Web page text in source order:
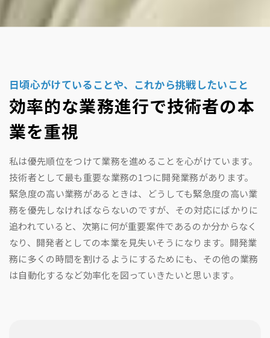
日頃心がけていることや、これから挑戦したいこと
効率的な業務進行で技術者の本
業を重視
私は優先順位をつけて業務を進めることを心がけています。
技術者として最も重要な業務の1つに開発業務があります。
緊急度の高い業務があるときは、どうしても緊急度の高い業
務を優先しなければならないのですが、その対応にばかりに
追われていると、次第に何が重要案件であるのか分からなく
なり、開発者としての本業を見失いそうになります。開発業
務に多くの時間を割けるようにするためにも、その他の業務
は自動化するなど効率化を図っていきたいと思います。